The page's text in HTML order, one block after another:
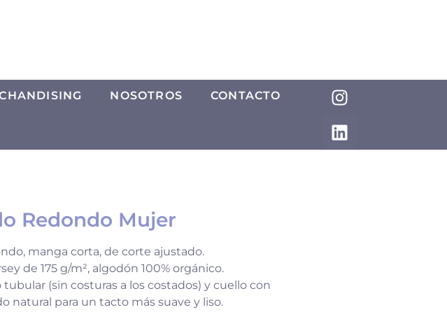
NOSOTROS CONTACTO
Redondo Mujer
manga corta, de corte ajustado.
de 175 g/m², algodón 100% orgánico.
(sin costuras a los costados) y cuello con
natural para un tacto más suave y liso.